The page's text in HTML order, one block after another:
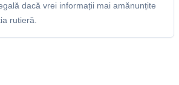
dacă vrei informații mai amănunțite
rutieră.